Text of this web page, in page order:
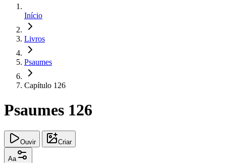
Início
Livros
Psaumes
Capítulo 126
Psaumes 126
Ouvir Criar
Aa